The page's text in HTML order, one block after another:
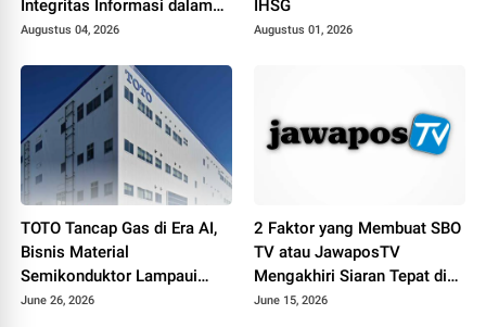
Integritas Informasi dalam
Riset Perusahaan ASEAN
Augustus 04, 2026
IHSG
Augustus 01, 2026
TOTO Tancap Gas di Era AI,
Bisnis Material
Semikonduktor Lampaui
Penjualan Produk Sanitasi
June 26, 2026
2 Faktor yang Membuat SBO
TV atau JawaposTV
Mengakhiri Siaran Tepat di
Hari Jadi ke-19
June 15, 2026